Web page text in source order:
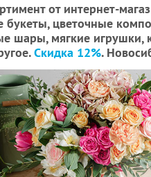
от интернет-
букеты, цветочные
шары, мягкие игрушки,
Скидка 12%.